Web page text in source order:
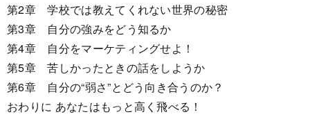
第2章 学校では教えてくれない世界の秘密
第3章 自分の強みをどう知るか
第4章 自分をマーケティングせよ！
第5章 苦しかったときの話をしようか
第6章 自分の“弱さ”とどう向き合うのか？
おわりに あなたはもっと高く飛べる！